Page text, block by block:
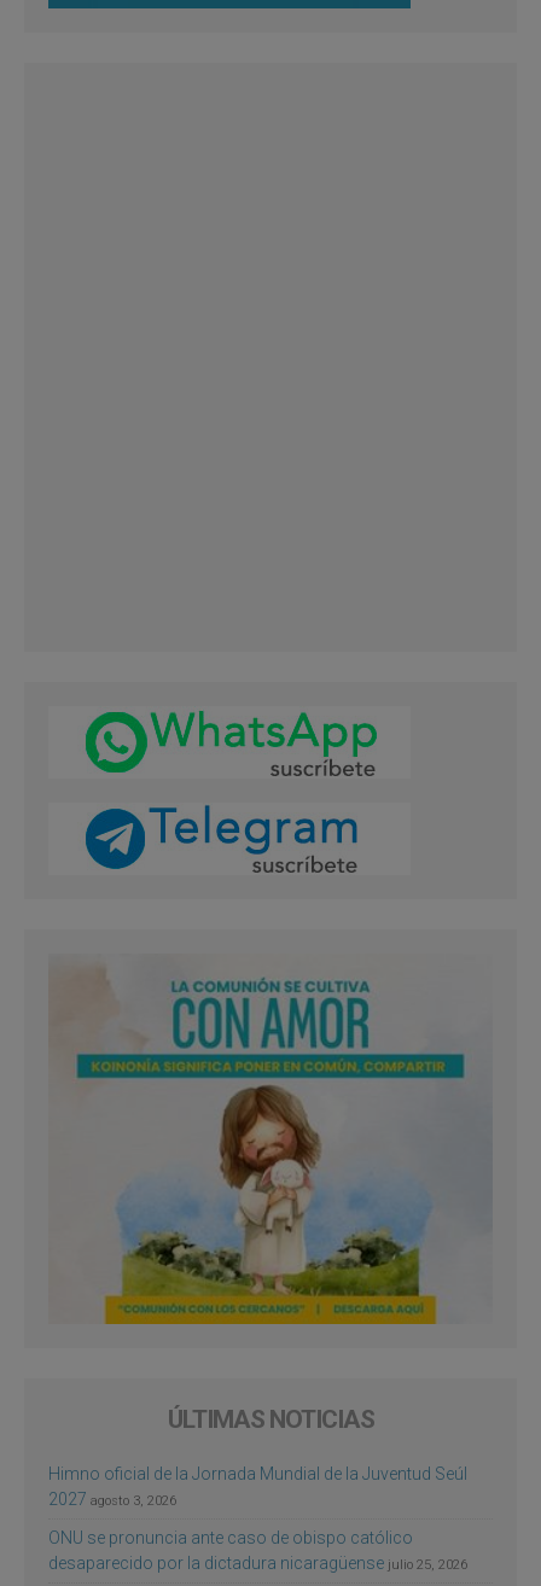
ÚLTIMAS NOTICIAS
Himno oficial de la Jornada Mundial de la Juventud Seúl
2027 agosto 3, 2026
ONU se pronuncia ante caso de obispo católico
desaparecido por la dictadura nicaragüense julio 25, 2026